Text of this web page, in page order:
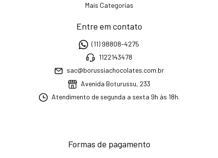
Mais Categorias
Entre em contato
(11) 98808-4275
1122143478
sac@borussiachocolates.com.br
Avenida Boturussu, 233
Atendimento de segunda a sexta 9h às 18h.
Formas de pagamento